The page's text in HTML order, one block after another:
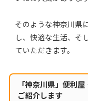
そのような神奈川県
し、快適な生活、そ
ていただきます。
「神奈川県」便利
ご紹介します